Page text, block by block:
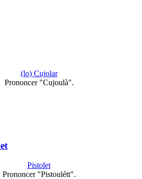
(lo) Cujolar
Prononcer "Cujoulà".
Pistolet
Prononcer "Pistoulétt".